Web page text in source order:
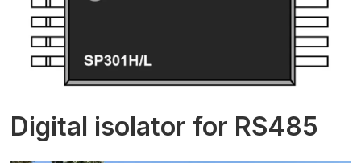
Digital isolator for RS485